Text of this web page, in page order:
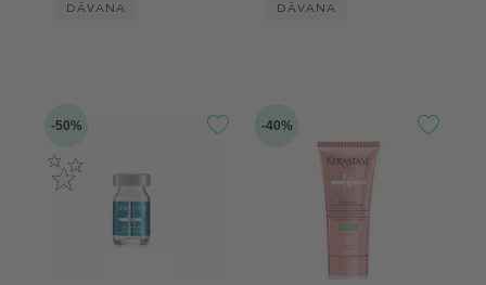
DĀVANA DĀVANA
-50% -40%